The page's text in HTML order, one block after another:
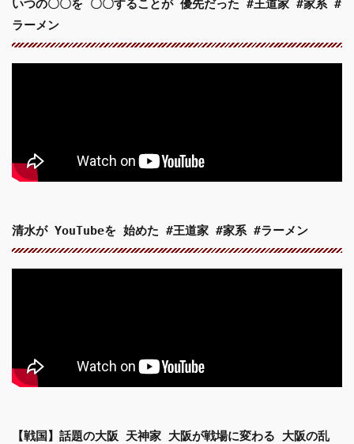
いつの〇〇を 〇〇することが 優先だった #王道家 #家系 #
ラーメン
清水が YouTubeを 始めた #王道家 #家系 #ラーメン
【戦国】話題の大阪 天神家 大阪が戦場に変わる 大阪の乱